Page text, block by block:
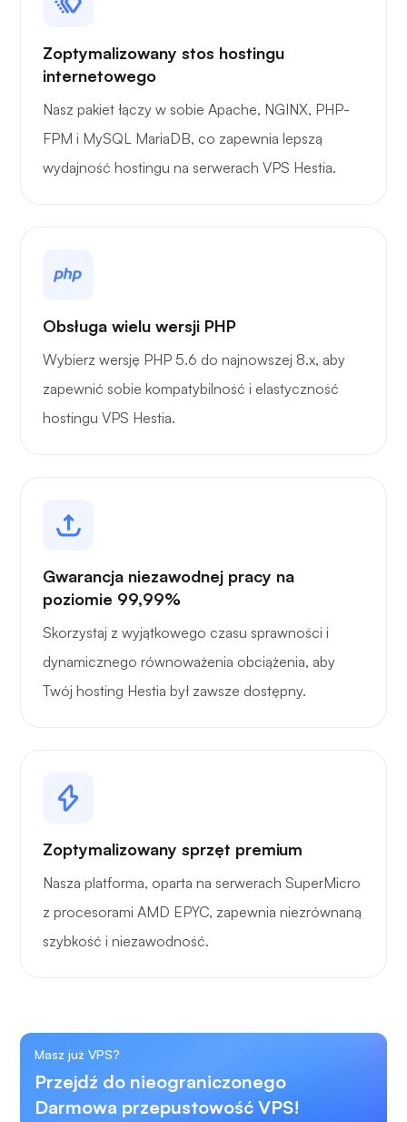
Zoptymalizowany stos hostingu
internetowego
Nasz pakiet łączy w sobie Apache, NGINX, PHP-
FPM i MySQL MariaDB, co zapewnia lepszą
wydajność hostingu na serwerach VPS Hestia.
Obsługa wielu wersji PHP
Wybierz wersję PHP 5.6 do najnowszej 8.x, aby
zapewnić sobie kompatybilność i elastyczność
hostingu VPS Hestia.
Gwarancja niezawodnej pracy na
poziomie 99,99%
Skorzystaj z wyjątkowego czasu sprawności i
dynamicznego równoważenia obciążenia, aby
Twój hosting Hestia był zawsze dostępny.
Zoptymalizowany sprzęt premium
Nasza platforma, oparta na serwerach SuperMicro
z procesorami AMD EPYC, zapewnia niezrównaną
szybkość i niezawodność.
Masz już VPS?
Przejdź do nieograniczonego
Darmowa przepustowość VPS!